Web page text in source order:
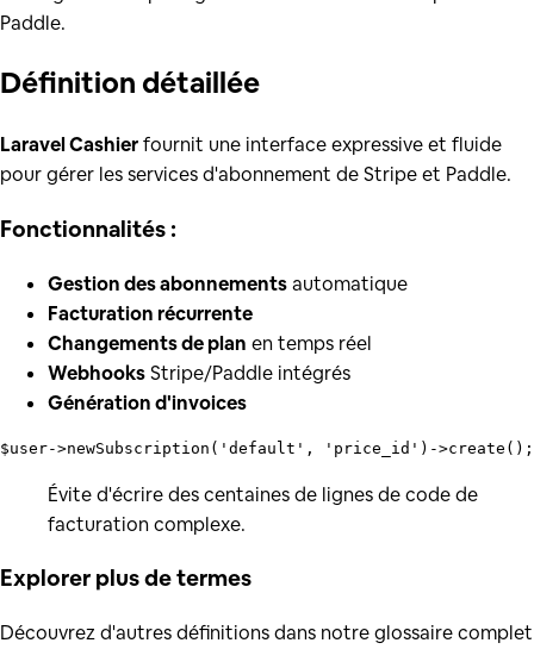
Paddle.
Définition détaillée
Laravel Cashierfournit une interface expressive et fluide
pour gérer les services d'abonnement de Stripe et Paddle.
Fonctionnalités :
Gestion des abonnementsautomatique
Facturation récurrente
Changements de plan en temps réel
WebhooksStripe/Paddle intégrés
Génération d'invoices
$user->newSubscription ( 'default' , 'price_id' )->create
Évite d'écrire des centaines de lignes de code de
facturation complexe.
Explorer plus determes
Découvrez d'autres définitions dans notre glossaire complet